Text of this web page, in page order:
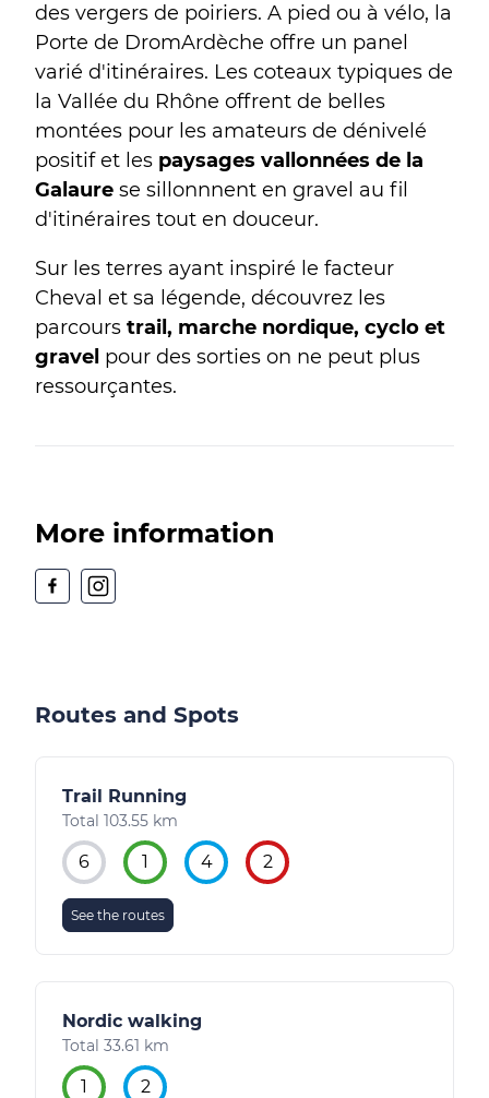
des vergers de poiriers. A pied ou à vélo, la
Porte de DromArdèche offre un panel
varié d'itinéraires. Les coteaux typiques de
la Vallée du Rhône offrent de belles
montées pour les amateurs de dénivelé
positif et les paysages vallonnées de la
Galaure se sillonnnent en gravel au fil
d'itinéraires tout en douceur.
Sur les terres ayant inspiré le facteur
Cheval et sa légende, découvrez les
parcours trail, marche nordique, cyclo et
gravel pour des sorties on ne peut plus
ressourçantes.
More information
Routes and Spots
Trail Running
Total 103.55 km
6 1 4 2
See the routes
Nordic walking
Total 33.61 km
1 2